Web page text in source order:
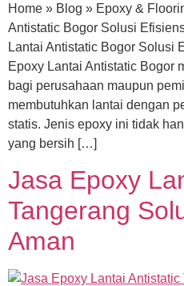
Home » Blog » Epoxy &
Antistatic Bogor Solusi
Lantai Antistatic Bogor Solusi
Epoxy Lantai Antistatic Bogor
bagi perusahaan maupun
membutuhkan lantai dengan
statis. Jenis epoxy ini tidak
yang bersih […]
Jasa Epoxy
Tangerang
Aman